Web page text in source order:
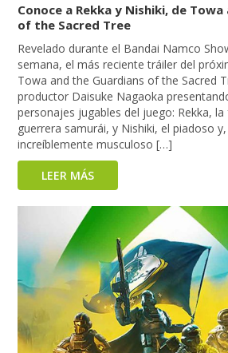
Conoce a Rekka y Nishiki, de
of the Sacred Tree
Revelado durante el Bandai Namco
semana, el más reciente tráiler del
Towa and the Guardians of the Sacred
productor Daisuke Nagaoka
personajes jugables del juego: Rekka,
guerrera samurái, y Nishiki, el piadoso
increíblemente musculoso […]
LEER MÁS